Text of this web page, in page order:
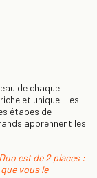
de chaque
et unique. Les
étapes de
apprennent les
est de 2 places :
vous le